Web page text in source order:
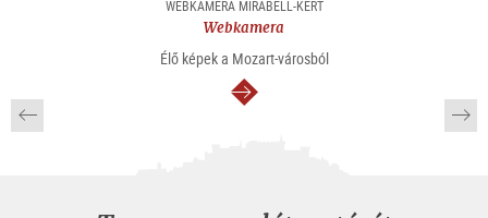
WEBKAMERA MIRABELL-KERT
Webkamera
Élő képek a Mozart-városból
Tovább